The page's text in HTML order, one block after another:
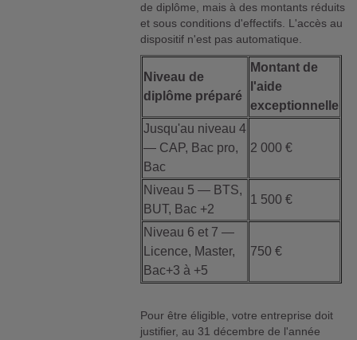
de diplôme, mais à des montants réduits
et sous conditions d'effectifs. L'accès au
dispositif n'est pas automatique.
Niveau de
diplôme préparé
Montant de
l'aide
exceptionnelle
Jusqu'au niveau 4
— CAP, Bac pro,
Bac
2 000 €
Niveau 5 — BTS,
BUT, Bac +2
1 500 €
Niveau 6 et 7 —
Licence, Master,
Bac+3 à +5
750 €
Pour être éligible, votre entreprise doit
justifier, au 31 décembre de l'année